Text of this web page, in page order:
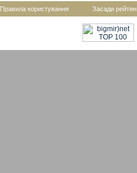
Правила користування Засади